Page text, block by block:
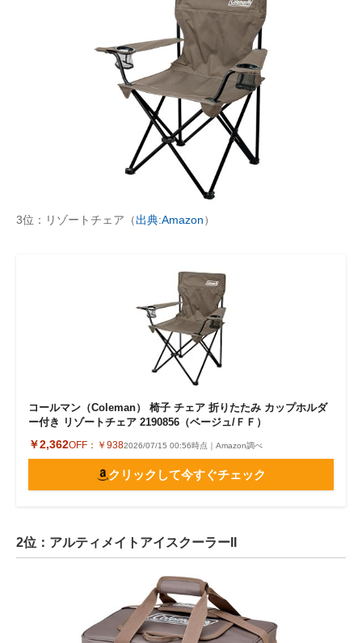
3位：リゾートチェア（出典:Amazon）
コールマン（Coleman） 椅子 チェア 折りたたみ カップホルダ
ー付き リゾートチェア 2190856（ベージュ/ＦＦ）
￥2,362OFF： ￥9382026/07/15 00:56時点｜Amazon調べ
クリックして今すぐチェック
2位：アルティメイトアイスクーラーII